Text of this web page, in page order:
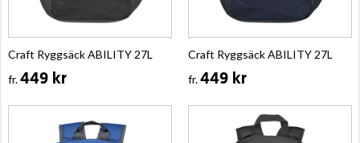
Craft Ryggsäck ABILITY 27L
fr.449 kr
Craft Ryggsäck ABILITY 27L
fr.449 kr